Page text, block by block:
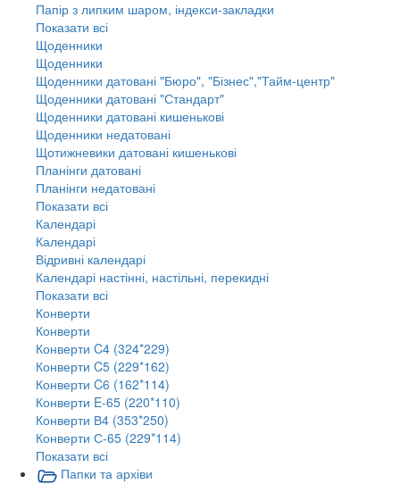
Папір з липким шаром, індекси-закладки
Показати всі
Щоденники
Щоденники
Щоденники датовані "Бюро", "Бізнес","Тайм-центр"
Щоденники датовані "Стандарт"
Щоденники датовані кишенькові
Щоденники недатовані
Щотижневики датовані кишенькові
Планінги датовані
Планінги недатовані
Показати всі
Календарі
Календарі
Відривні календарі
Календарі настінні, настільні, перекидні
Показати всі
Конверти
Конверти
Конверти C4 (324*229)
Конверти C5 (229*162)
Конверти C6 (162*114)
Конверти E-65 (220*110)
Конверти В4 (353*250)
Конверти С-65 (229*114)
Показати всі
Папки та архіви